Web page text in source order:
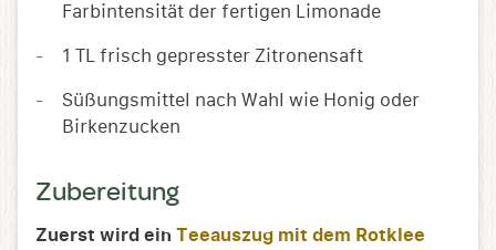
Farbintensität der fertigen Limonade
1 TL frisch gepresster Zitronensaft
Süßungsmittel nach Wahl wie Honig oder
Birkenzucken
Zubereitung
Zuerst wird ein Teeauszug mit dem Rotklee